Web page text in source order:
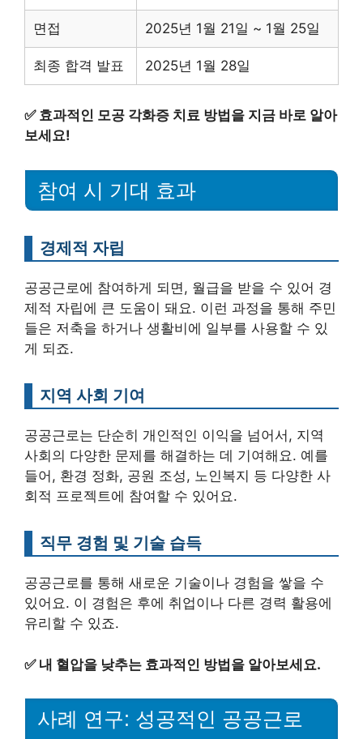
면접 2025년 1월 21일 ~ 1월 25일
최종 합격 발표 2025년 1월 28일
✅ 효과적인 모공 각화증 치료 방법을 지금 바로 알아
보세요!
참여 시 기대 효과
경제적 자립
공공근로에 참여하게 되면, 월급을 받을 수 있어 경
제적 자립에 큰 도움이 돼요. 이런 과정을 통해 주민
들은 저축을 하거나 생활비에 일부를 사용할 수 있
게 되죠.
지역 사회 기여
공공근로는 단순히 개인적인 이익을 넘어서, 지역
사회의 다양한 문제를 해결하는 데 기여해요. 예를
들어, 환경 정화, 공원 조성, 노인복지 등 다양한 사
회적 프로젝트에 참여할 수 있어요.
직무 경험 및 기술 습득
공공근로를 통해 새로운 기술이나 경험을 쌓을 수
있어요. 이 경험은 후에 취업이나 다른 경력 활용에
유리할 수 있죠.
✅ 내 혈압을 낮추는 효과적인 방법을 알아보세요.
사례 연구: 성공적인 공공근로